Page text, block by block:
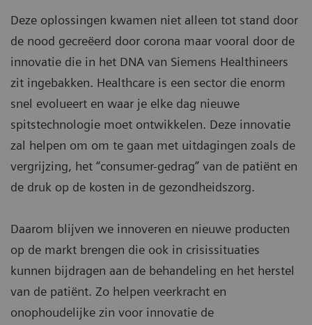
Deze oplossingen kwamen niet alleen tot stand door
de nood gecreëerd door corona maar vooral door de
innovatie die in het DNA van Siemens Healthineers
zit ingebakken. Healthcare is een sector die enorm
snel evolueert en waar je elke dag nieuwe
spitstechnologie moet ontwikkelen. Deze innovatie
zal helpen om om te gaan met uitdagingen zoals de
vergrijzing, het “consumer-gedrag” van de patiënt en
de druk op de kosten in de gezondheidszorg.
Daarom blijven we innoveren en nieuwe producten
op de markt brengen die ook in crisissituaties
kunnen bijdragen aan de behandeling en het herstel
van de patiënt. Zo helpen veerkracht en
onophoudelijke zin voor innovatie de